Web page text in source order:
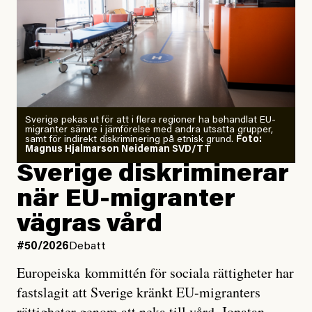
Årets El Niño kan bli den
starkaste som uppmätts
Zeke Hausfather är chockad igen efter att ha
analyserat hur de olika klimatmodellerna bedömer
läget för hur den begynnande El Niño-händelsen ska
utveckla sig. El Niño är ett återkommande
väderfenomen som uppstår när havsvattnet i delar av
Stilla havet blir ovanligt varmt. Det påverkar vädret
över stora delar av världen och under
forskare allt oftare varnat för att den här El Niñon
Det verkar vara en underdrift, menar nu Zeke
Sverige pekas ut för att i flera regioner ha behandlat EU-
migranter sämre i jämförelse med andra utsatta grupper,
samt för indirekt diskriminering på etnisk grund. Foto:
Magnus Hjalmarson Neideman SVD/TT
Sverige diskriminerar
när EU-migranter
vägras vård
#50/2026 Debatt
Europeiska kommittén för sociala rättigheter har
fastslagit att Sverige kränkt EU-migranters